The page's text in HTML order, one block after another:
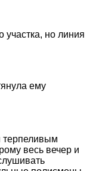
но линия
ему
терпеливым
весь вечер и